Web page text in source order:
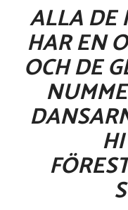
ALLA DE
HAR EN
OCH DE